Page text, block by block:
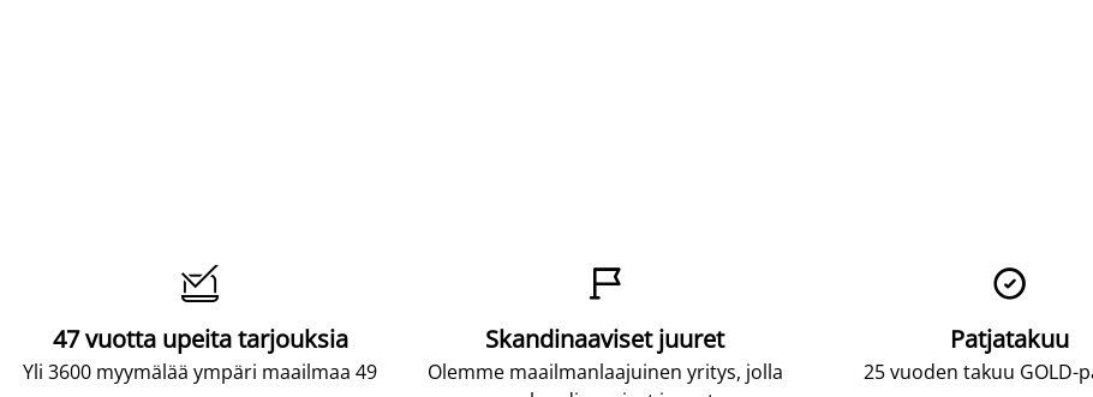

47 vuotta upeita tarjouksia
Yli 3600 myymälää ympäri maailmaa 49

Skandinaaviset juuret
Olemme maailmanlaajuinen yritys, jolla

Patjatakuu
25 vuoden takuu GOLD-